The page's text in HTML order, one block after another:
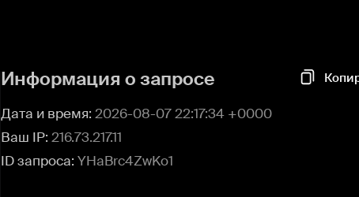
Информация о запросе
Дата и время: 2026-08-07 22:17:34 +0000
Ваш IP: 216.73.217.11
ID запроса: YHaBrc4ZwKo1